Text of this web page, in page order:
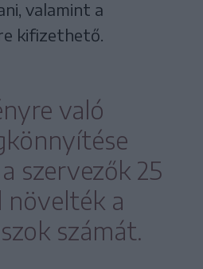
valamint a
kifizethető.
való
szervezők 25
növelték a
számát.